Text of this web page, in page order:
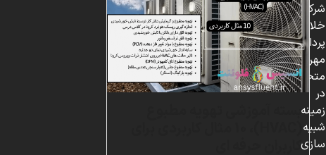
بسته آموزشی تهویه مطبوع
کاربران حرفه ای
شرکت
خلاق
پردازشگران
مهر،
متخصص
در
زمینه
شبیه
سازی